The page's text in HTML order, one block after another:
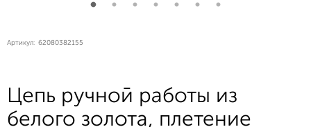
Артикул: 62080382155
Цепь ручной работы из
белого золота, плетение